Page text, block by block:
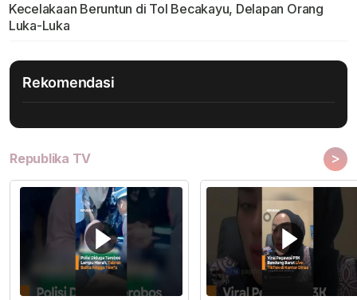
Kecelakaan Beruntun di Tol Becakayu, Delapan Orang
Luka-Luka
Rekomendasi
Republika TV >